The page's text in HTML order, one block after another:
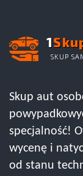
1
SKUP
Skup aut
specjalność!
wycenę i
od stanu